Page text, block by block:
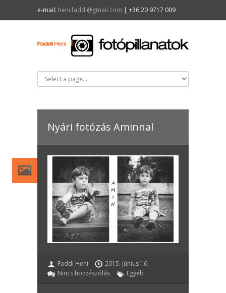
e-mail: heni.faddi@gmail.com | +36 20 9717 009
Nyári fotózás Aminnal
Faddi Heni
2015. június 16.
Nincs hozzászólás
Egyéb